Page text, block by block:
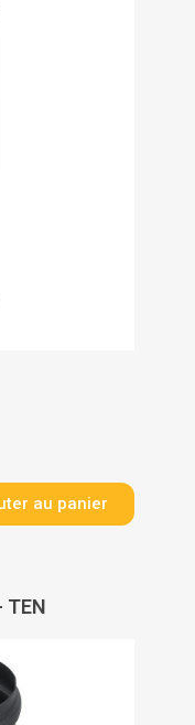
au panier
TEN